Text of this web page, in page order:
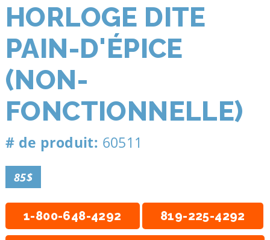
HORLOGE DITE
PAIN-D'ÉPICE
(NON-
FONCTIONNELLE)
# de produit: 60511
85$
1-800-648-4292 819-225-4292